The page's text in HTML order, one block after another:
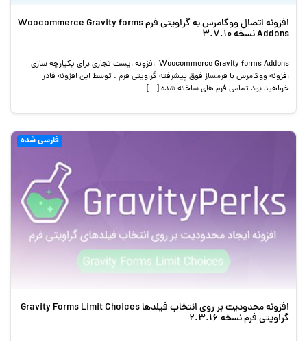
افزونه اتصال ووکامرس به گراویتی فرم Woocommerce Gravity forms
Addons نسخه 3.7.10
Woocommerce Gravity forms Addons افزونه ایست تجاری برای یکپارچه سازی
افزونه ووکامرس با فرمساز فوق پیشرفته گراویتی فرم . توسط این افزونه قادر
خواهید بود تمامی فرم های ساخته شده […]
فارسی شده
افزونه محدودیت بر روی انتخاب فیلدها Gravity Forms Limit Choices
گراویتی فرم نسخه 2.3.16